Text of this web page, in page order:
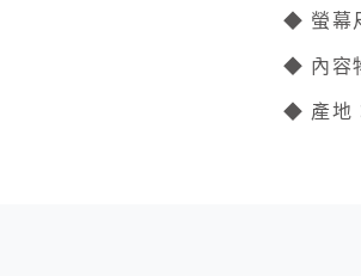
◆ 螢幕
◆ 內容
◆ 產地